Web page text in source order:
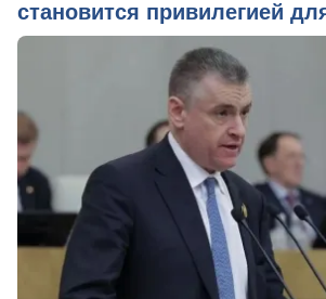
становится привилегией